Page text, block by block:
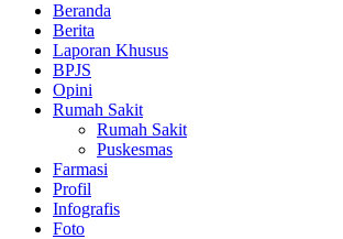
Beranda
Berita
Laporan Khusus
BPJS
Opini
Rumah Sakit
Rumah Sakit
Puskesmas
Farmasi
Profil
Infografis
Foto